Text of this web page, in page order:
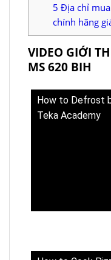
5 Địa chỉ
chính hãng
VIDEO GIỚI
MS 620 BIH
How to Defrost
Teka Academy